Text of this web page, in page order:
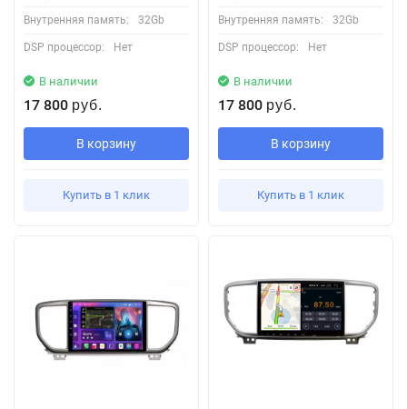
Внутренняя память: 32Gb
DSP процессор: Нет
В наличии
17 800 руб.
В корзину
Купить в 1 клик
Внутренняя память: 32Gb
DSP процессор: Нет
В наличии
17 800 руб.
В корзину
Купить в 1 клик